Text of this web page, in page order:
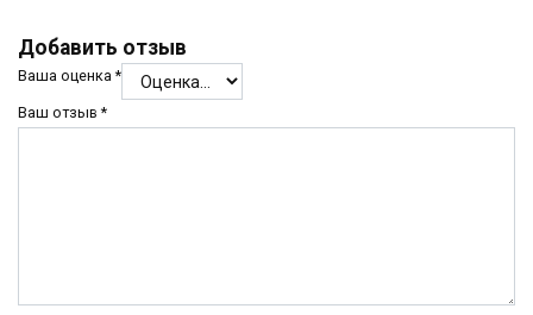
Добавить отзыв
Ваша оценка*
Ваш отзыв*